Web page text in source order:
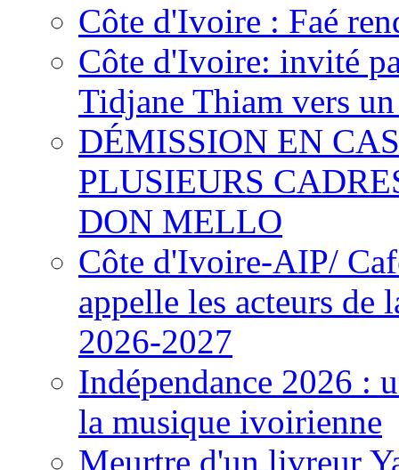
Côte d'Ivoire : Faé
Côte d'Ivoire: invité
Tidjane Thiam vers
DÉMISSION EN
PLUSIEURS
DON MELLO
Côte d'Ivoire-AIP/
appelle les acteurs de
2026-2027
Indépendance 2026 :
la musique ivoirienne
Meurtre d'un livreur